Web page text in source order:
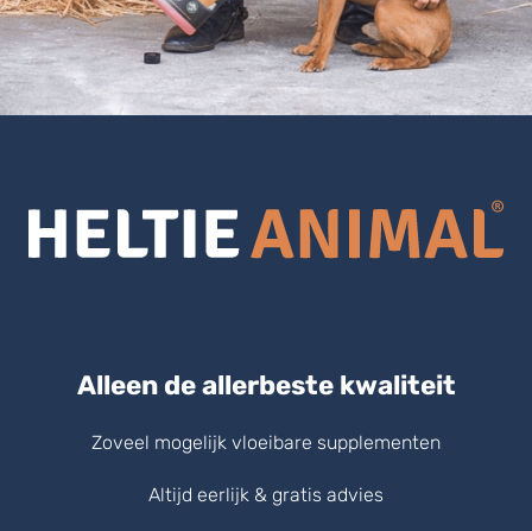
Alleen de allerbeste kwaliteit
Zoveel mogelijk vloeibare supplementen
Altijd eerlijk & gratis advies